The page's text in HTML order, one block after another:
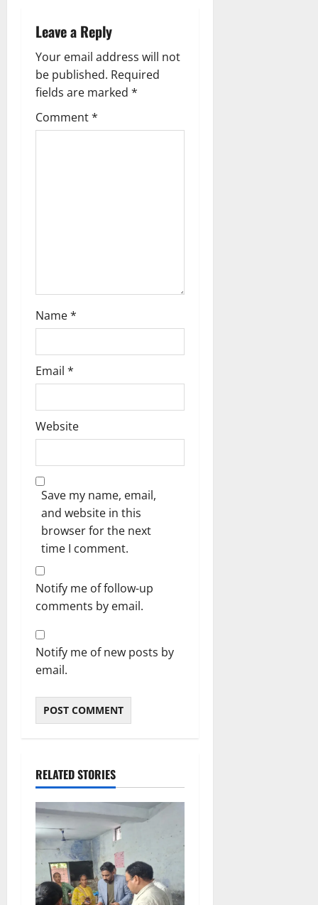
a
v
i
g
Leave a Reply
Your email address will not
be published. Required
fields are marked *
Comment*
Name*
Email *
Website
Save my name, email,
and website in this
browser for the next
time I comment.
Notify me of follow-up
comments by email.
Notify me of new posts by
email.
RELATED STORIES